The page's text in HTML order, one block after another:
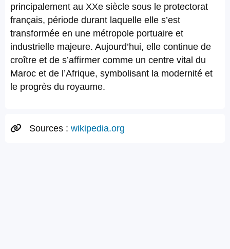
principalement au XXe siècle sous le protectorat
français, période durant laquelle elle s’est
transformée en une métropole portuaire et
industrielle majeure. Aujourd’hui, elle continue de
croître et de s’affirmer comme un centre vital du
Maroc et de l’Afrique, symbolisant la modernité et
le progrès du royaume.
Sources : wikipedia.org